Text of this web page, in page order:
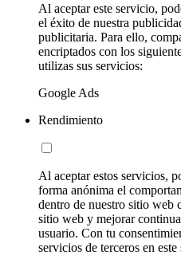
Al aceptar este servicio,
el éxito de nuestra
publicitaria. Para ello,
encriptados con los
utilizas sus servicios:
Google Ads
Rendimiento
Al aceptar estos servicios,
forma anónima el
dentro de nuestro sitio web
sitio web y mejorar
usuario. Con tu
servicios de terceros en